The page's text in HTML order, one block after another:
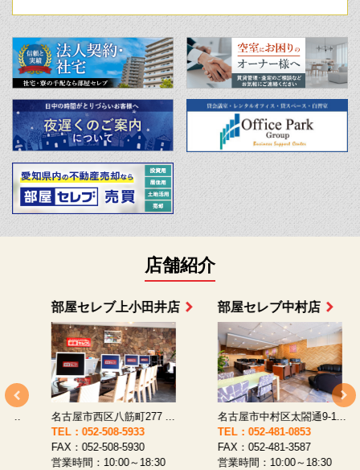
店舗紹介
部屋セレブ上小田井店
名古屋市西区八筋町277 ...
TEL：052-508-5933
FAX：052-508-5930
営業時間：10:00～18:30
部屋セレブ中村店
名古屋市中村区太閤通9-1...
TEL：052-481-0853
FAX：052-481-3587
営業時間：10:00～18:30